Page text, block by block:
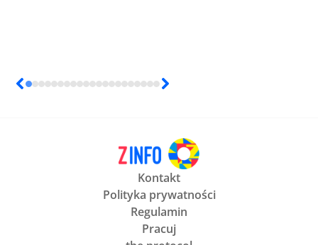
Kontakt
Polityka prywatności
Regulamin
Pracuj